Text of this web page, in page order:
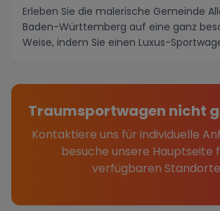
Erleben Sie die malerische Gemeinde
Baden-Württemberg auf eine ganz
Weise, indem Sie einen Luxus-
Traumsportwagen nicht
Kontaktiere uns für individuelle
besuche unsere Hauptseite
verfügbaren